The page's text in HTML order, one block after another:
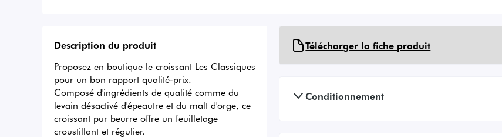
Description du produit
Proposez en boutique le croissant Les Classiques
pour un bon rapport qualité-prix.
Composé d'ingrédients de qualité comme du
levain désactivé d'épeautre et du malt d'orge, ce
croissant pur beurre offre un feuilletage
croustillant et régulier.
Télécharger la fiche produit
Conditionnement